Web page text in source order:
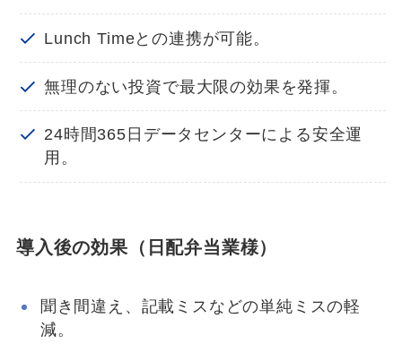
Lunch Timeとの連携が可能。
無理のない投資で最大限の効果を発揮。
24時間365日データセンターによる安全運
用。
導入後の効果（日配弁当業様）
聞き間違え、記載ミスなどの単純ミスの軽
減。